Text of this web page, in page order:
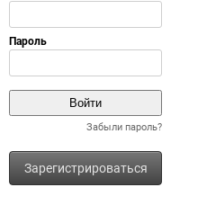
Забыли пароль?
Зарегистрироваться